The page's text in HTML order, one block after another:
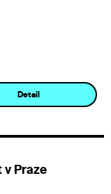
Detail
Praze